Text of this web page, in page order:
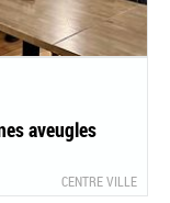
aveugles
CENTRE VILLE